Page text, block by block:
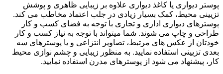
پوستر دیواری یا کاغذ دیواری علاوه بر زیبایی ظاهری و پوشش
تزیینی محیط، کمک بسیار زیادی در جلب اعتماد مخاطب می کند.
پوسترهای دیواری اداری و تجاری با توجه به فضای کسب و کار
طراحی و چاپ می شوند. شما میتواند با توجه به نیاز کسب و کار
خودتان از عکس های مرتبط، تصاویر انتزاعی و یا پوسترهای سه
بعدی تزیینی استفاده نمایید. به منظور زیبایی و چشم نوازی محیط
کار، پیشنهاد می شود از پوسترهای مدرن استفاده نمایید.